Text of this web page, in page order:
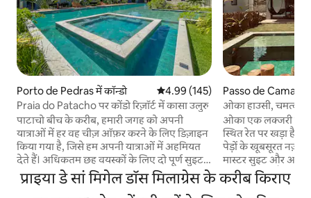
Porto de Pedras में कॉन्डो औसत रेटिंग 5 में से 4.99, 145 समीक्षाएँ
4.99 (145)
Praia do Patacho पर कोंडो रिज़ॉर्ट में कासा उलुरु
पाटाचो बीच के करीब, हमारी जगह को अपनी
यात्राओं में हर वह चीज़ ऑफ़र करने के लिए डिज़ाइन
किया गया है, जिसे हम अपनी यात्राओं में अहमियत
देते हैं। अधिकतम छह वयस्कों के लिए दो पूर्ण सुइट,
बारबेक्यू के साथ एक निजी बालकनी, हर कमरे में
A/C, एक पूरी तरह से सुसज्जित किचन और एक
Passo de
ओका हाउसी, चमत्कारों
ओका एक लक्जरी कोंडो
स्थित रेत पर खड़ा है। ओकाहुसी में हमें नारियल के
पेड़ों के खूबसूरत नज़ारे
मास्टर सुइट और
सौभाग्य मिला है। हम
एक रिज़र्व क्षेत्र में,
प्राइया डे सां मिगेल डॉस मिलाग्रेस के करीब किराए